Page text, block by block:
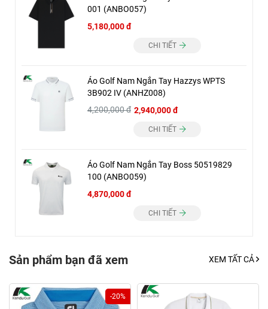
001 (ANBO057)
5,180,000 đ
CHI TIẾT
Áo Golf Nam Ngắn Tay Hazzys WPTS
3B902 IV (ANHZ008)
4,200,000 đ 2,940,000 đ
CHI TIẾT
Áo Golf Nam Ngắn Tay Boss 50519829
100 (ANBO059)
4,870,000 đ
CHI TIẾT
Sản phẩm bạn đã xem XEM TẤT CẢ
-20%